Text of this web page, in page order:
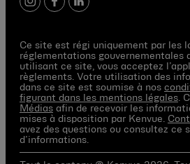
instagram
facebook
linkedin
Ce site est régi uniquement par les
réglementations gouvernementales
utilisant ce site, vous acceptez
règlements. Votre utilisation des
dans ce site est soumise à nos
figurant dans les mentions légales .
Médias afin de recevoir les
mises à disposition par Kenvue.
avez des questions ou consultez ce
d’informations.